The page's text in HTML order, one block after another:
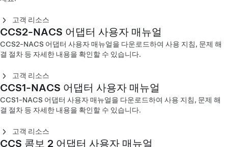
코드형 모바일 커넥터 Gen 1 사용자 매뉴얼 - 유럽(Français)
코드형 모바일 커넥터 Gen 1 사용자 매뉴얼 - 유럽(Hrvatski)
코드형 모바일 커넥터 Gen 1 사용자 매뉴얼 - 유럽(Italiano)
코드형 모바일 커넥터 Gen 1 사용자 매뉴얼 - 유럽(Magyar)
(Nederlands)
코드형 모바일 커넥터 Gen 1 사용자 매뉴얼 - 유럽(Norsk)
코드형 모바일 커넥터 Gen 1 사용자 매뉴얼 - 유럽(Polski)
코드형 모바일 커넥터 Gen 1 사용자 매뉴얼 - 유럽
(Português)
코드형 모바일 커넥터 Gen 1 사용자 매뉴얼 - 유럽(Suomi)
CHAdeMO 어댑터 사용자 매뉴얼(Français)
CHAdeMO 어댑터 사용자 매뉴얼(Italiano)
CHAdeMO 어댑터 사용자 매뉴얼(Nederlands)
CHAdeMO 어댑터 사용자 매뉴얼(Norsk)
CHAdeMO 어댑터 사용자 매뉴얼(Svenska)
CHAdeMO 어댑터 사용자 매뉴얼 - 중국(中文)
CHAdeMO 어댑터 사용자 매뉴얼 - 홍콩(繁體中文)
CHAdeMO 어댑터 사용자 매뉴얼 - 일본(日本語)
CHAdeMO 어댑터 사용자 매뉴얼 - 한국(한국어)
고객 리소스
GB DC 어댑터 사용자 매뉴얼 - 중국(English)
GB DC 어댑터 사용자 매뉴얼 - 중국(中文)
GB AC 어댑터 사용자 매뉴얼 - 중국(English)
GB AC 어댑터 사용자 매뉴얼 - 중국(中文)
CCS2-NACS 어댑터 사용자 매뉴얼
CCS2-NACS 어댑터 사용자 매뉴얼을 다운로드하여 사용 지침, 문제 해
결 절차 등 자세한 내용을 확인할 수 있습니다.
고객 리소스
CCS2-NACS 어댑터 사용자 매뉴얼 – 북미(English)
CCS2-NACS 어댑터 사용자 매뉴얼 - 대만(繁體中文)
CCS1-NACS 어댑터 사용자 매뉴얼
CCS1-NACS 어댑터 사용자 매뉴얼을 다운로드하여 사용 지침, 문제 해
결 절차 등 자세한 내용을 확인할 수 있습니다.
고객 리소스
CCS 콤보 1 어댑터 사용자 매뉴얼 - 북미(English)
CCS 콤보 2 어댑터 사용자 매뉴얼